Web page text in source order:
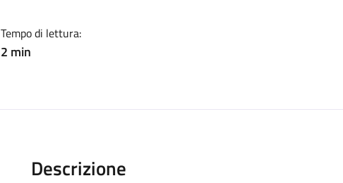
Tempo di lettura:
2 min
Descrizione